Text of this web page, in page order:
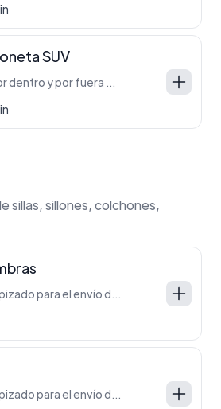
SUV
sillas, sillones, colchones,